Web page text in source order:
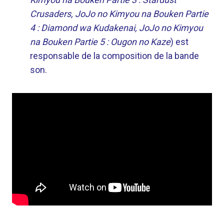
Crusaders, JoJo no Kimyou na Bouken Partie
4 : Diamond wa Kudakenai, JoJo no Kimyou
na Bouken Partie 5 : Ougon no Kaze) est
responsable de la composition de la bande
son.